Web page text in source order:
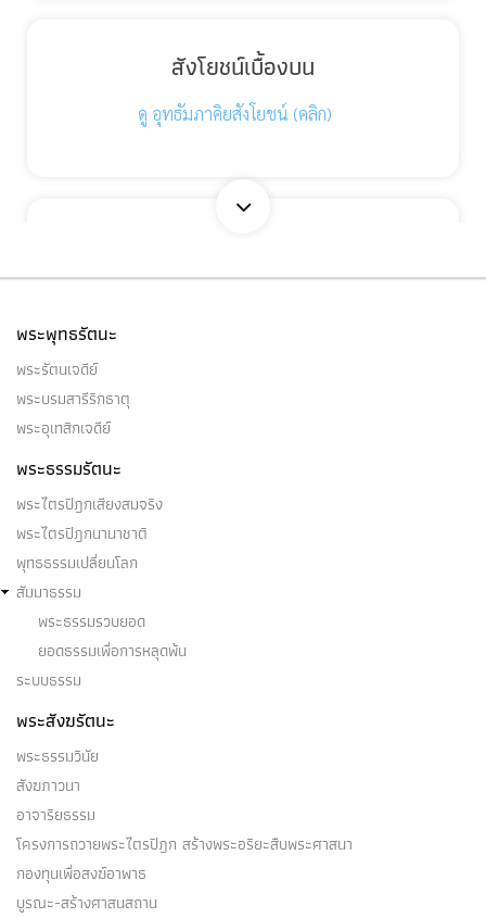
สังโยชน์เบื้องบน
ดู อุทธัมภาคิยสังโยชน์ (คลิก)
(๑) สังขตลักษณะของสังขตธรรม ๓ ประการ ๓ คือ
๑. สุญญสุญญะ ๒. สังขารสุญญะ ๓. วิปริณามสุญญะ ๔.
พระพุทธรัตนะ
พระรัตนเจดีย์
พระบรมสารีริกธาตุ
พระอุเทสิกเจดีย์
พระธรรมรัตนะ
พระไตรปิฎกเสียงสมจริง
พระไตรปิฎกนานาชาติ
พุทธธรรมเปลี่ยนโลก
สัมมาธรรม
พระธรรมรวบยอด
ยอดธรรมเพื่อการหลุดพ้น
ระบบธรรม
พระสังฆรัตนะ
พระธรรมวินัย
สังฆภาวนา
อาจาริยธรรม
โครงการถวายพระไตรปิฎก สร้างพระอริยะสืบพระศาสนา
กองทุนเพื่อสงฆ์อาพาธ
บูรณะ-สร้างศาสนสถาน